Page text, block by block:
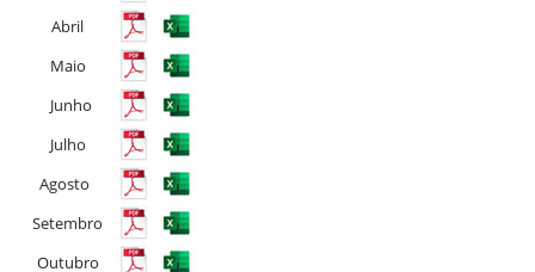
Abril
Maio
Junho
Julho
Agosto
Setembro
Outubro